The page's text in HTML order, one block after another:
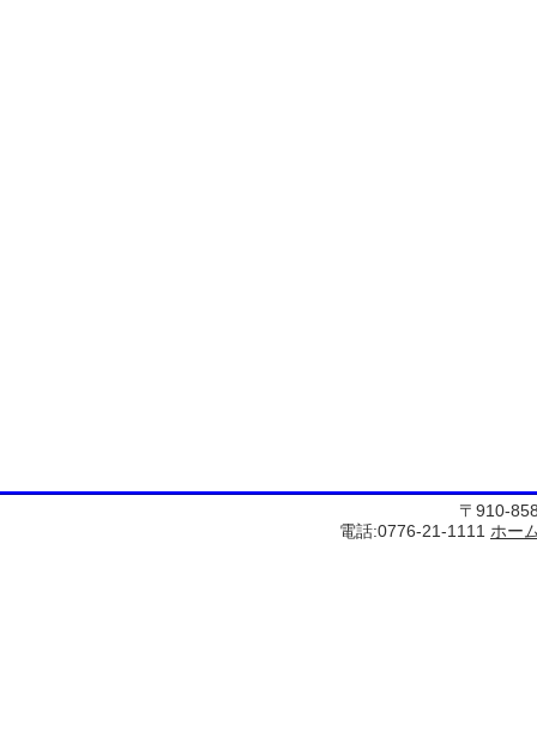
〒910-
電話:0776-21-1111 ホー